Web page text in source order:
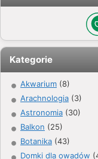
Kategorie
Akwarium (8)
Arachnologia (3)
Astronomia (30)
Balkon (25)
Botanika (43)
Domki dla owadów